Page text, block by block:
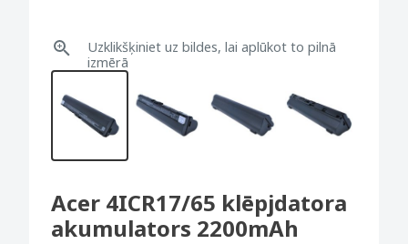
Uzklikšķiniet uz bildes, lai aplūkot to pilnā
izmērā
Acer 4ICR17/65 klēpjdatora
akumulators 2200mAh